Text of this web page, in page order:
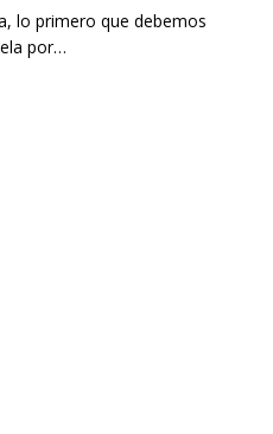
lo primero que debemos
por…